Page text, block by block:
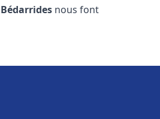
Bédarrides nous font